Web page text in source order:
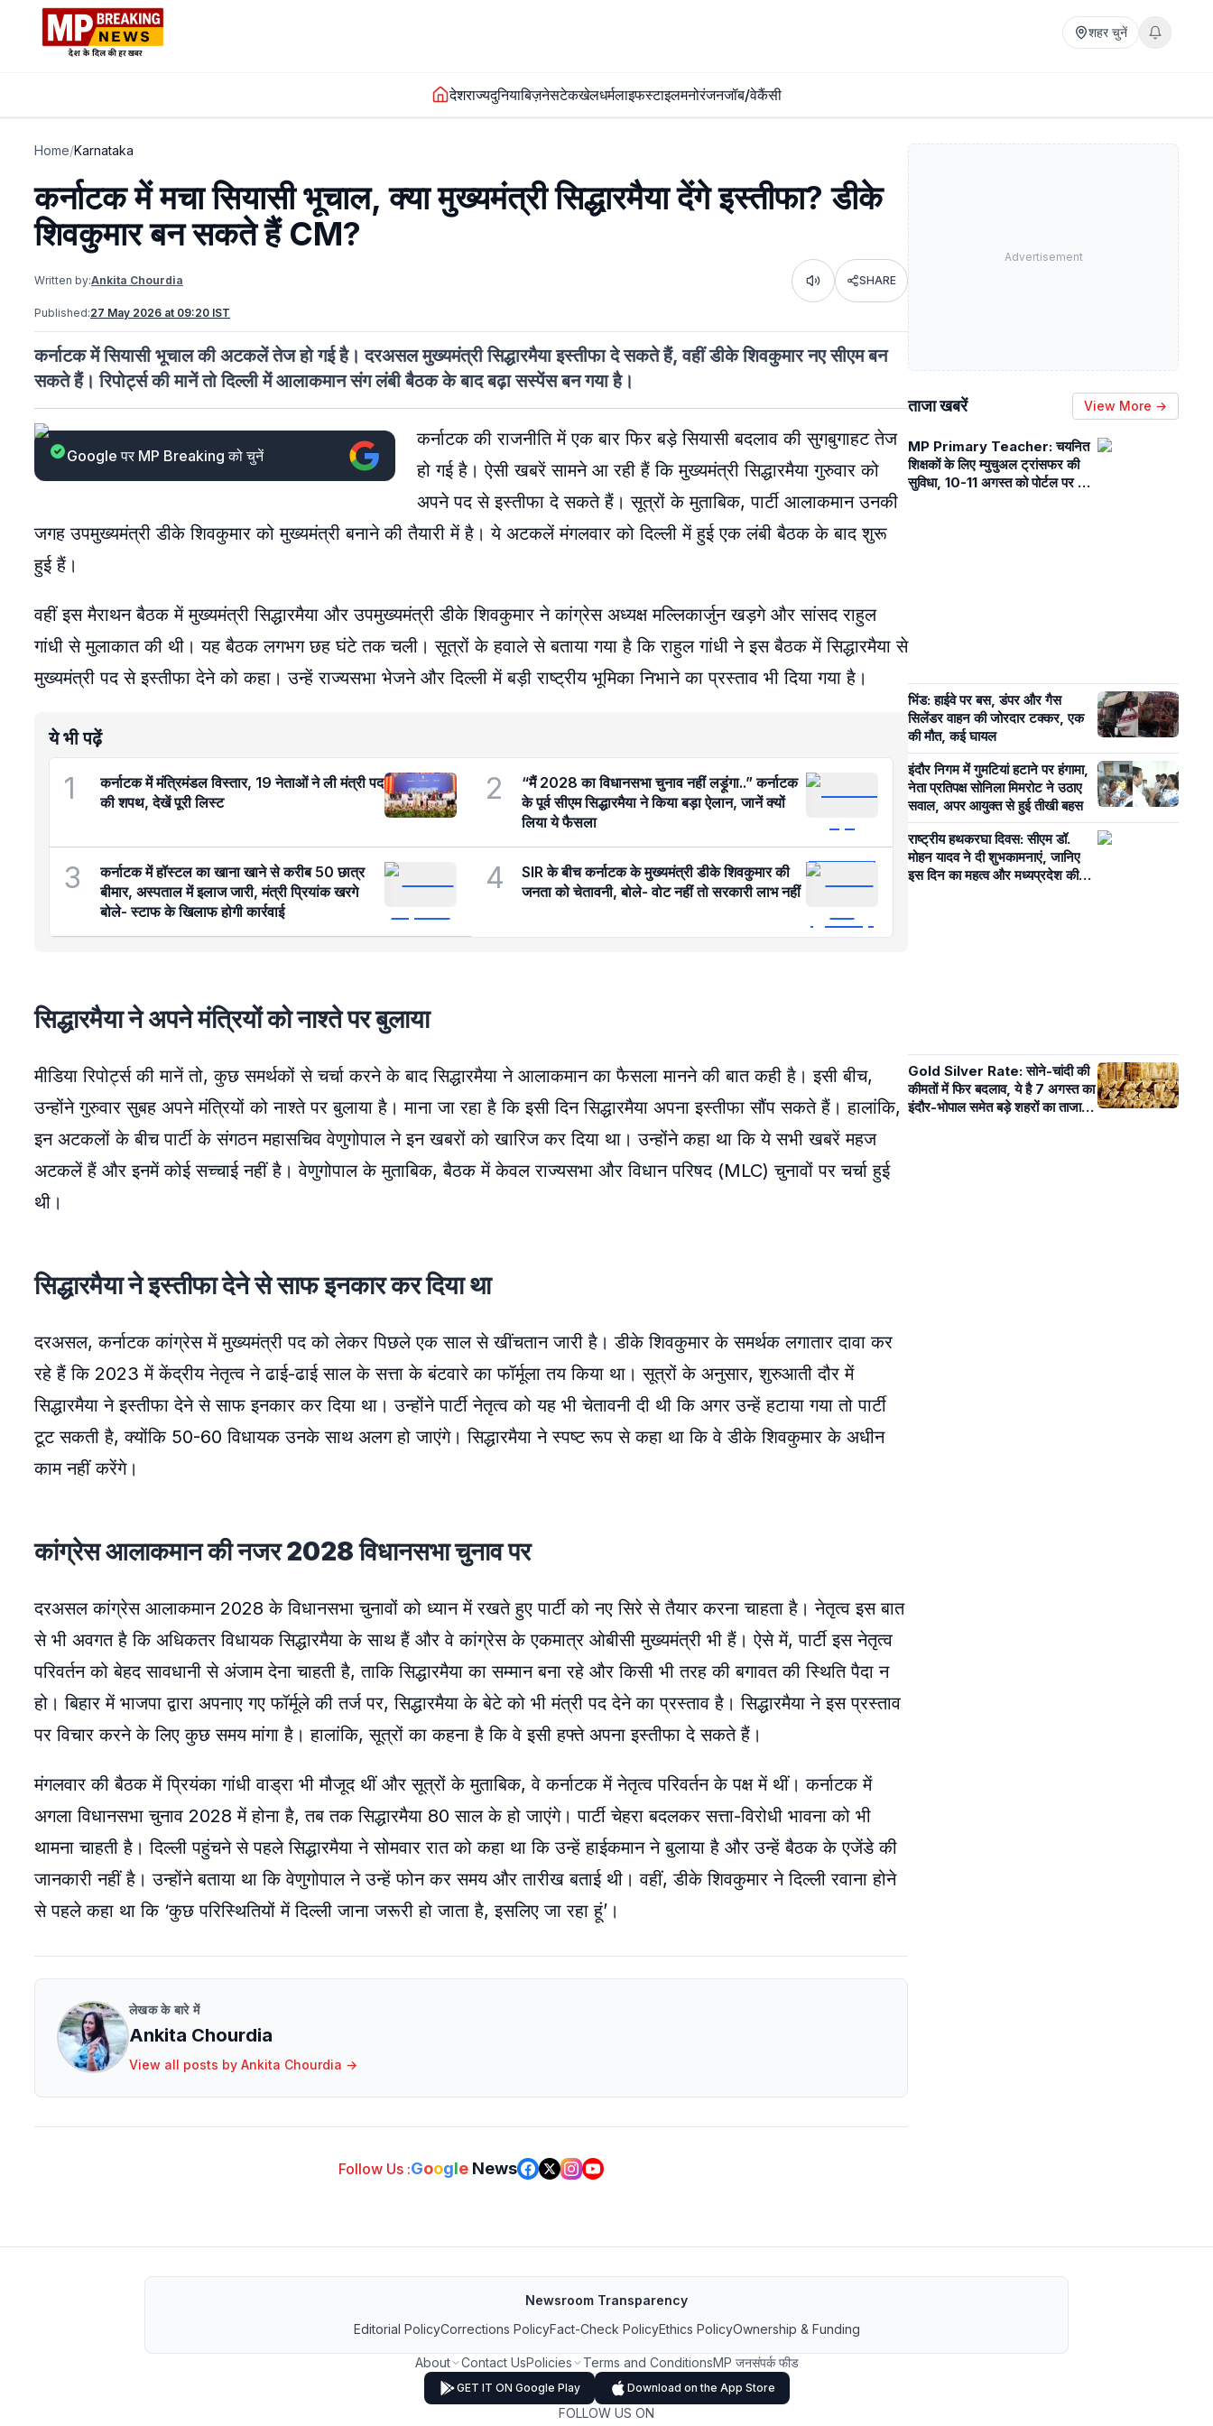
शहर चुनें
देशराज्यदुनियाबिज़नेसटेकखेलधर्मलाइफस्टाइलमनोरंजनजॉब/वेकैंसी
Home/Karnataka
कर्नाटक में मचा सियासी भूचाल, क्या मुख्यमंत्री सिद्धारमैया देंगे इस्तीफा? डीके
शिवकुमार बन सकते हैं CM?
Written by:Ankita Chourdia Listen SHARE
Published:27 May 2026 at 09:20 IST
कर्नाटक में सियासी भूचाल की अटकलें तेज हो गई है। दरअसल मुख्यमंत्री सिद्धारमैया इस्तीफा दे सकते हैं, वहीं डीके शिवकुमार नए सीएम बन
सकते हैं। रिपोर्ट्स की मानें तो दिल्ली में आलाकमान संग लंबी बैठक के बाद बढ़ा सस्पेंस बन गया है।
Google पर MP Breaking को चुनें
कर्नाटक की राजनीति में एक बार फिर बड़े सियासी बदलाव की सुगबुगाहट तेज
हो गई है। ऐसी खबरें सामने आ रही हैं कि मुख्यमंत्री सिद्धारमैया गुरुवार को
अपने पद से इस्तीफा दे सकते हैं। सूत्रों के मुताबिक, पार्टी आलाकमान उनकी
जगह उपमुख्यमंत्री डीके शिवकुमार को मुख्यमंत्री बनाने की तैयारी में है। ये अटकलें मंगलवार को दिल्ली में हुई एक लंबी बैठक के बाद शुरू
हुई हैं।
वहीं इस मैराथन बैठक में मुख्यमंत्री सिद्धारमैया और उपमुख्यमंत्री डीके शिवकुमार ने कांग्रेस अध्यक्ष मल्लिकार्जुन खड़गे और सांसद राहुल
गांधी से मुलाकात की थी। यह बैठक लगभग छह घंटे तक चली। सूत्रों के हवाले से बताया गया है कि राहुल गांधी ने इस बैठक में सिद्धारमैया से
मुख्यमंत्री पद से इस्तीफा देने को कहा। उन्हें राज्यसभा भेजने और दिल्ली में बड़ी राष्ट्रीय भूमिका निभाने का प्रस्ताव भी दिया गया है।
ये भी पढ़ें
1
कर्नाटक में मंत्रिमंडल विस्तार, 19 नेताओं ने ली मंत्री पद
की शपथ, देखें पूरी लिस्ट
2
“मैं 2028 का विधानसभा चुनाव नहीं लड़ूंगा..” कर्नाटक
के पूर्व सीएम सिद्धारमैया ने किया बड़ा ऐलान, जानें क्यों
लिया ये फैसला
3
कर्नाटक में हॉस्टल का खाना खाने से करीब 50 छात्र
बीमार, अस्पताल में इलाज जारी, मंत्री प्रियांक खरगे
बोले- स्टाफ के खिलाफ होगी कार्रवाई
4
SIR के बीच कर्नाटक के मुख्यमंत्री डीके शिवकुमार की
जनता को चेतावनी, बोले- वोट नहीं तो सरकारी लाभ नहीं
सिद्धारमैया ने अपने मंत्रियों को नाश्ते पर बुलाया
मीडिया रिपोर्ट्स की मानें तो, कुछ समर्थकों से चर्चा करने के बाद सिद्धारमैया ने आलाकमान का फैसला मानने की बात कही है। इसी बीच,
उन्होंने गुरुवार सुबह अपने मंत्रियों को नाश्ते पर बुलाया है। माना जा रहा है कि इसी दिन सिद्धारमैया अपना इस्तीफा सौंप सकते हैं। हालांकि,
इन अटकलों के बीच पार्टी के संगठन महासचिव वेणुगोपाल ने इन खबरों को खारिज कर दिया था। उन्होंने कहा था कि ये सभी खबरें महज
अटकलें हैं और इनमें कोई सच्चाई नहीं है। वेणुगोपाल के मुताबिक, बैठक में केवल राज्यसभा और विधान परिषद (MLC) चुनावों पर चर्चा हुई
थी।
सिद्धारमैया ने इस्तीफा देने से साफ इनकार कर दिया था
दरअसल, कर्नाटक कांग्रेस में मुख्यमंत्री पद को लेकर पिछले एक साल से खींचतान जारी है। डीके शिवकुमार के समर्थक लगातार दावा कर
रहे हैं कि 2023 में केंद्रीय नेतृत्व ने ढाई-ढाई साल के सत्ता के बंटवारे का फॉर्मूला तय किया था। सूत्रों के अनुसार, शुरुआती दौर में
सिद्धारमैया ने इस्तीफा देने से साफ इनकार कर दिया था। उन्होंने पार्टी नेतृत्व को यह भी चेतावनी दी थी कि अगर उन्हें हटाया गया तो पार्टी
टूट सकती है, क्योंकि 50-60 विधायक उनके साथ अलग हो जाएंगे। सिद्धारमैया ने स्पष्ट रूप से कहा था कि वे डीके शिवकुमार के अधीन
काम नहीं करेंगे।
कांग्रेस आलाकमान की नजर 2028 विधानसभा चुनाव पर
दरअसल कांग्रेस आलाकमान 2028 के विधानसभा चुनावों को ध्यान में रखते हुए पार्टी को नए सिरे से तैयार करना चाहता है। नेतृत्व इस बात
से भी अवगत है कि अधिकतर विधायक सिद्धारमैया के साथ हैं और वे कांग्रेस के एकमात्र ओबीसी मुख्यमंत्री भी हैं। ऐसे में, पार्टी इस नेतृत्व
परिवर्तन को बेहद सावधानी से अंजाम देना चाहती है, ताकि सिद्धारमैया का सम्मान बना रहे और किसी भी तरह की बगावत की स्थिति पैदा न
हो। बिहार में भाजपा द्वारा अपनाए गए फॉर्मूले की तर्ज पर, सिद्धारमैया के बेटे को भी मंत्री पद देने का प्रस्ताव है। सिद्धारमैया ने इस प्रस्ताव
पर विचार करने के लिए कुछ समय मांगा है। हालांकि, सूत्रों का कहना है कि वे इसी हफ्ते अपना इस्तीफा दे सकते हैं।
मंगलवार की बैठक में प्रियंका गांधी वाड्रा भी मौजूद थीं और सूत्रों के मुताबिक, वे कर्नाटक में नेतृत्व परिवर्तन के पक्ष में थीं। कर्नाटक में
अगला विधानसभा चुनाव 2028 में होना है, तब तक सिद्धारमैया 80 साल के हो जाएंगे। पार्टी चेहरा बदलकर सत्ता-विरोधी भावना को भी
थामना चाहती है। दिल्ली पहुंचने से पहले सिद्धारमैया ने सोमवार रात को कहा था कि उन्हें हाईकमान ने बुलाया है और उन्हें बैठक के एजेंडे की
जानकारी नहीं है। उन्होंने बताया था कि वेणुगोपाल ने उन्हें फोन कर समय और तारीख बताई थी। वहीं, डीके शिवकुमार ने दिल्ली रवाना होने
से पहले कहा था कि ‘कुछ परिस्थितियों में दिल्ली जाना जरूरी हो जाता है, इसलिए जा रहा हूं’।
लेखक के बारे में
Ankita Chourdia
View all posts by Ankita Chourdia →
Follow Us :Google News
Advertisement
ताजा खबरें View More →
MP Primary Teacher: चयनित
शिक्षकों के लिए म्युचुअल ट्रांसफर की
सुविधा, 10-11 अगस्त को पोर्टल पर कर
भिंड: हाईवे पर बस, डंपर और गैस
सिलेंडर वाहन की जोरदार टक्कर, एक
की मौत, कई घायल
इंदौर निगम में गुमटियां हटाने पर हंगामा,
नेता प्रतिपक्ष सोनिला मिमरोट ने उठाए
सवाल, अपर आयुक्त से हुई तीखी बहस
राष्ट्रीय हथकरघा दिवस: सीएम डॉ.
मोहन यादव ने दी शुभकामनाएं, जानिए
इस दिन का महत्व और मध्यप्रदेश की
Gold Silver Rate: सोने-चांदी की
कीमतों में फिर बदलाव, ये है 7 अगस्त का
इंदौर-भोपाल समेत बड़े शहरों का ताजा
Newsroom Transparency
Editorial PolicyCorrections PolicyFact-Check PolicyEthics PolicyOwnership & Funding
About Contact UsPolicies Terms and ConditionsMP जनसंपर्क फीड
GET IT ON Google Play Download on the App Store
FOLLOW US ON